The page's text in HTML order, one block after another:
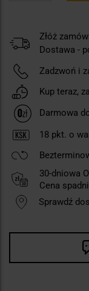
Złóż
Dostawa -
Zadzwoń i
Kup teraz,
Darmowa
18 pkt. o
30-dniowa
Cena
Sprawdź